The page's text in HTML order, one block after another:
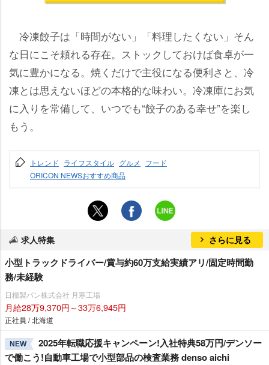
冷凍餃子は「時間がない」「料理したくない」そん
な日にこそ頼れる存在。ストックしておけば食卓が一
気に豊かになる。焼くだけで主役になる便利さと、冷
凍とは思えないほどの本格的な味わい。冷凍庫にお気
に入りを常備して、いつでも“餃子のある幸せ”を楽し
もう。
トレンド ライフスタイル グルメ
フード
ORICON NEWSおすすめ商品
求人特集 さらに見る
小型トラックドライバー/賞与約60万支給実績アリ/固定時間勤
務/未経験
日糧製パン株式会社 月寒工場
月給28万9,370円～33万6,945円
正社員 / 北海道
NEW
2025年転職応援キャンペーン!入社特典58万円/デンソー
で働こう!自動車工場で小型部品の検査業務 denso aichi